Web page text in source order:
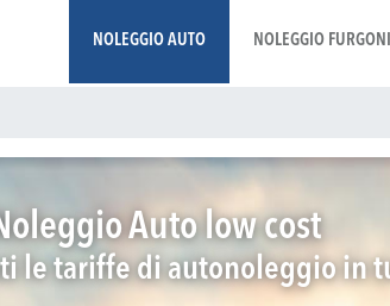
NOLEGGIO AUTO NOLEGGIO FURGONI
Auto low cost
le tariffe di autonoleggio in